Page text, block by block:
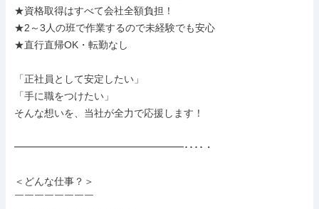
★資格取得はすべて会社全額負担！
★2～3人の班で作業するので未経験でも安心
★直行直帰OK・転勤なし
「正社員として安定したい」
「手に職をつけたい」
そんな想いを、当社が全力で応援します！
━━━━━━━━━━━━━━━━━････・
＜どんな仕事？＞
￣￣￣￣￣￣￣￣